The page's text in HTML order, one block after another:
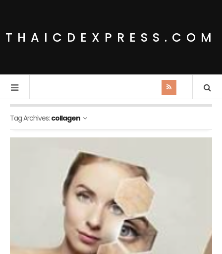
THAICDEXPRESS.COM
Tag Archives: collagen